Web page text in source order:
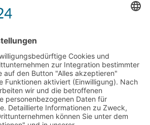
GmbH